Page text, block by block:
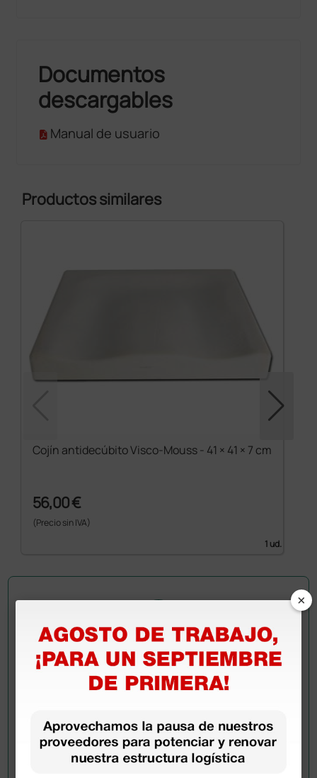
Documentos
descargables
Manual de usuario
Productos similares
Cojín antidecúbito Visco-Mouss - 41 × 41 × 7 cm
56,00 €
(Precio sin IVA)
1 ud.
¿Todavía tienes alguna duda? ¿Necesitas más
información?
Envía ahora mismo tu pregunta a los colegas que ya
×